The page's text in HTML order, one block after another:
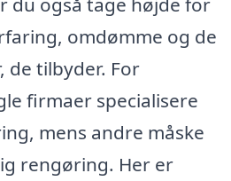
omdømme og de
de tilbyder. For
firmaer specialisere
mens andre måske
rengøring. Her er